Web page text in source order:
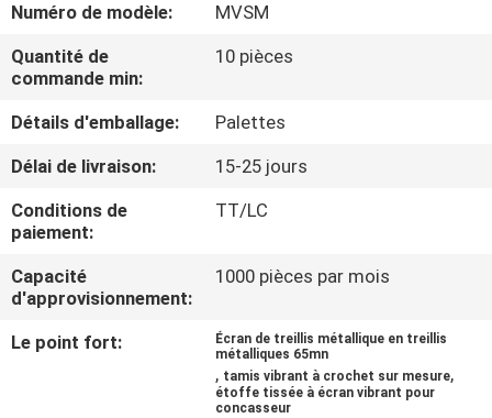
VISITE
D'USINE
CONTRÔLE
DE
QUALITÉ
CONTACTEZ-
NOUS
Numéro de modèle:
MVSM
Quantité de
commande min:
10 pièces
Détails d'emballage:
Palettes
Délai de livraison:
15-25 jours
Conditions de
paiement:
TT/LC
Capacité
d'approvisionnement:
1000 pièces par mois
Le point fort:
Écran de treillis métallique en treillis
métalliques 65mn
, tamis vibrant à crochet sur mesure,
étoffe tissée à écran vibrant pour
concasseur